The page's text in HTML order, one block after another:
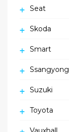
Seat
Skoda
Smart
Ssangyong
Suzuki
Toyota